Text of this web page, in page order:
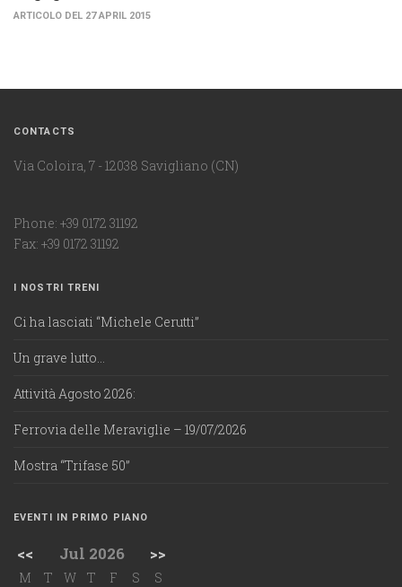
ARTICOLO DEL 27 APRIL 2015
CONTACTS
Via Coloira, 7 - 12038 Savigliano (CN)
Phone: +39 0172 31192
Fax: +39 0172 31192
I NOSTRI TRENI
Ci ha lasciati “Michele Cerutti”
Un grave lutto…
Attività Agosto 2026:
Ferrovia delle Meraviglie – 19/07/2026
Mostra “Trifase 50”
EVENTI IN PRIMO PIANO
<< Jul 2026 >>
M T W T F S
S